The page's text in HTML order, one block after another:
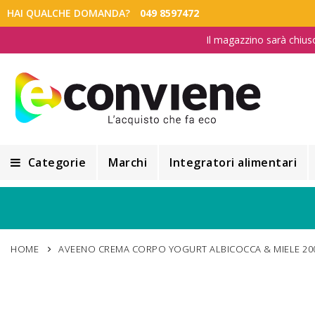
HAI QUALCHE DOMANDA? 049 8597472
Il magazzino sarà
Categorie
Alimentazione e Dietetica
Marchi Integratori alimentari
HOME AVEENO CREMA CORPO YOGURT ALBICOCCA & MIELE